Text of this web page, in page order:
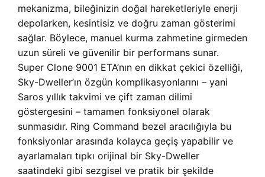
mekanizma, bileğinizin doğal hareketleriyle enerji
depolarken, kesintisiz ve doğru zaman gösterimi
sağlar. Böylece, manuel kurma zahmetine girmeden
uzun süreli ve güvenilir bir performans sunar.
Super Clone 9001 ETA’nın en dikkat çekici özelliği,
Sky-Dweller’ın özgün komplikasyonlarını – yani
Saros yıllık takvimi ve çift zaman dilimi
göstergesini – tamamen fonksiyonel olarak
sunmasıdır. Ring Command bezel aracılığıyla bu
fonksiyonlar arasında kolayca geçiş yapabilir ve
ayarlamaları tıpkı orijinal bir Sky-Dweller
saatindeki gibi sezgisel ve pratik bir şekilde